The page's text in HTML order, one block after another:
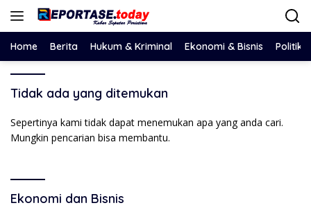
Langsung
Home Berita Hukum & Kriminal Ekonomi & Bisnis Politik
Tidak ada yang ditemukan
Sepertinya kami tidak dapat menemukan apa yang anda cari.
Mungkin pencarian bisa membantu.
Ekonomi dan Bisnis